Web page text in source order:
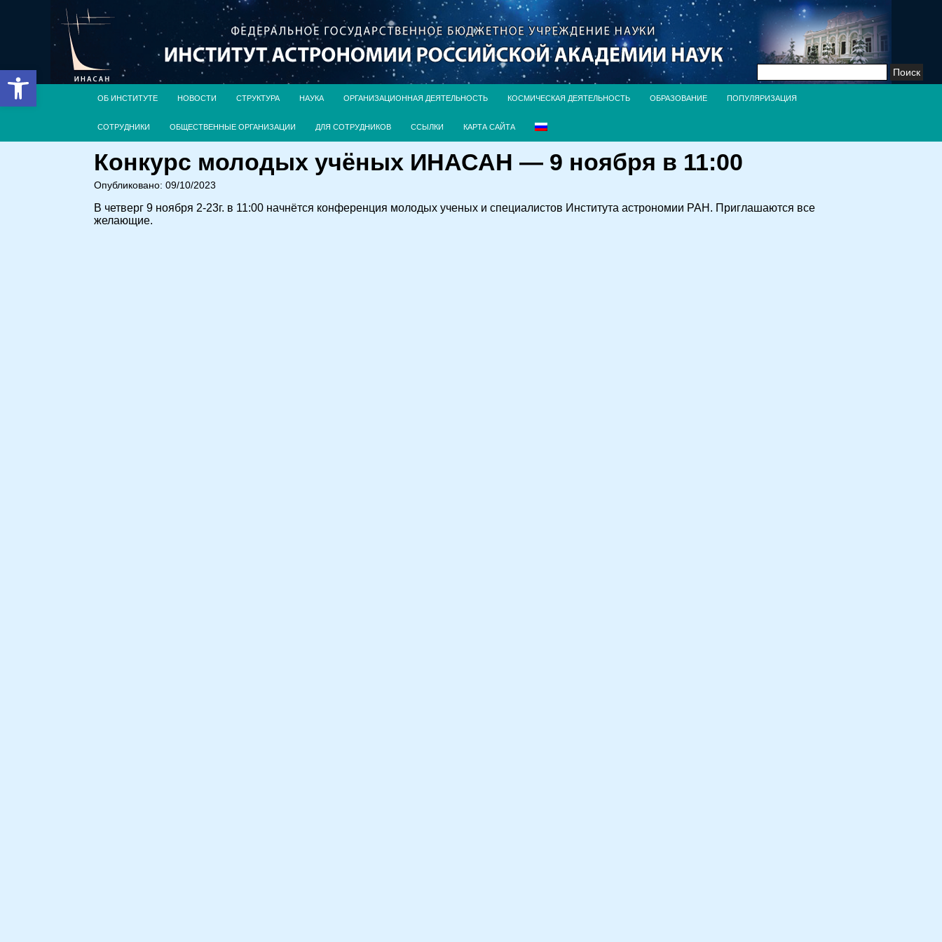
Открыть панель инструментов Найти:
ОБ ИНСТИТУТЕ НОВОСТИ СТРУКТУРА НАУКА ОРГАНИЗАЦИОННАЯ ДЕЯТЕЛЬНОСТЬ КОСМИЧЕСКАЯ ДЕЯТЕЛЬНОСТЬ ОБРАЗОВАНИЕ ПОПУЛЯРИЗАЦИЯ
СОТРУДНИКИ ОБЩЕСТВЕННЫЕ ОРГАНИЗАЦИИ ДЛЯ СОТРУДНИКОВ ССЫЛКИ КАРТА САЙТА
Конкурс молодых учёных ИНАСАН — 9 ноября в 11:00
Опубликовано: 09/10/2023
В четверг 9 ноября 2-23г. в 11:00 начнётся конференция молодых ученых и специалистов Института астрономии РАН. Приглашаются все
желающие.